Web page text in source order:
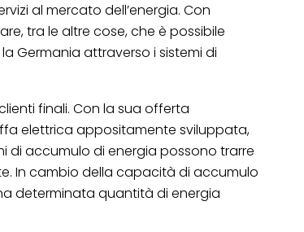
al mercato dell’energia. Con
tra le altre cose, che è possibile
Germania attraverso i sistemi di
finali. Con la sua offerta
elettrica appositamente sviluppata,
di accumulo di energia possono trarre
In cambio della capacità di accumulo
determinata quantità di energia